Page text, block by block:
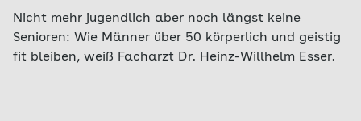
Nicht mehr jugendlich aber noch längst keine
Senioren: Wie Männer über 50 körperlich und geistig
fit bleiben, weiß Facharzt Dr. Heinz-Willhelm Esser.